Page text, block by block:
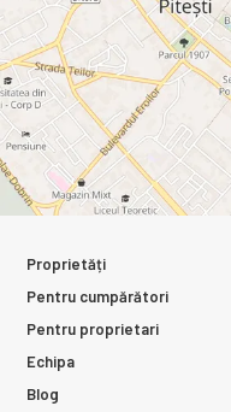
Proprietăți
Pentru cumpărători
Pentru proprietari
Echipa
Blog